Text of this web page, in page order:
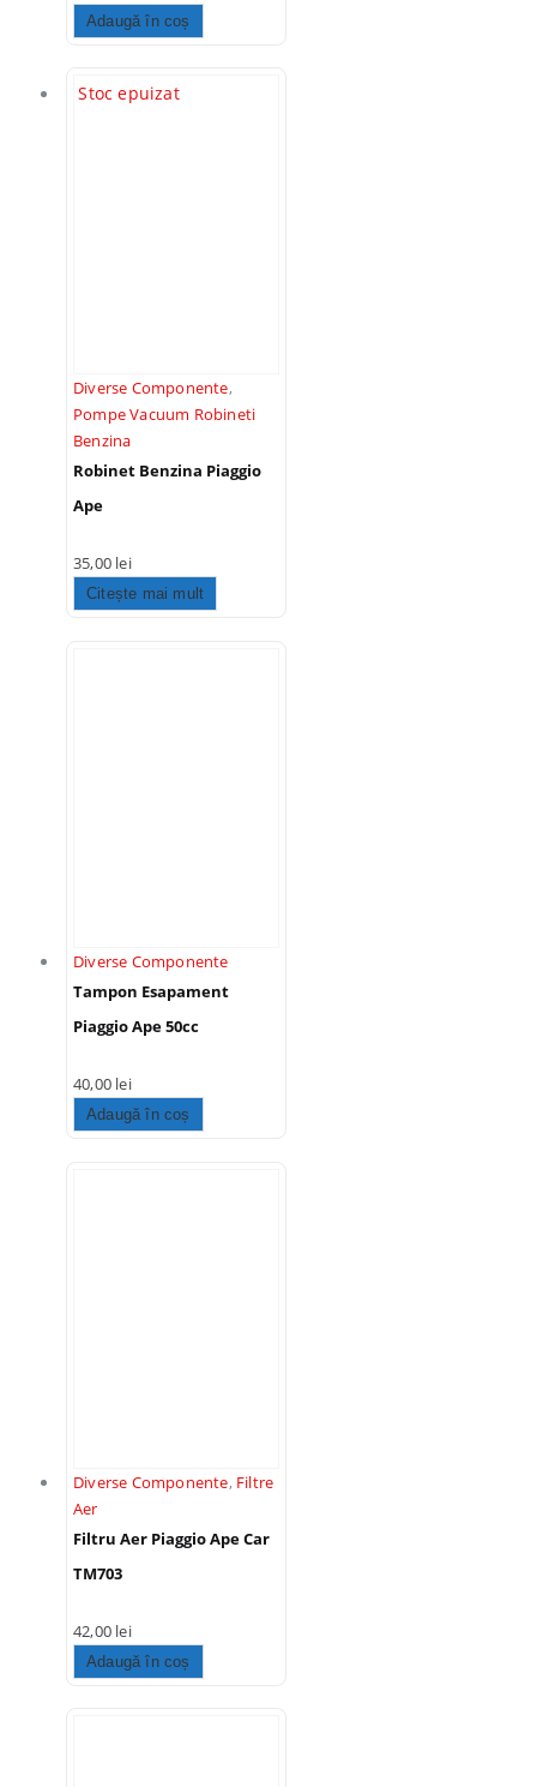
Adaugă în coș
Stoc epuizat
Diverse Componente,
Pompe Vacuum Robineti
Benzina
Robinet Benzina Piaggio
Ape
35,00 lei
Citește mai mult
Diverse Componente
Tampon Esapament
Piaggio Ape 50cc
40,00 lei
Adaugă în coș
Diverse Componente, Filtre
Aer
Filtru Aer Piaggio Ape Car
TM703
42,00 lei
Adaugă în coș